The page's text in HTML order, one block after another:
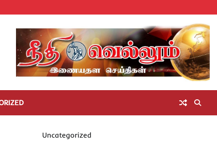
Homeசெய்திகள்
தமிழ்நாடுமாவட்டச்செய்திகள்
அரசியல்ஆன்மிகம்
சட்டம்
அறிவோம்
சினிமா
Uncategorized